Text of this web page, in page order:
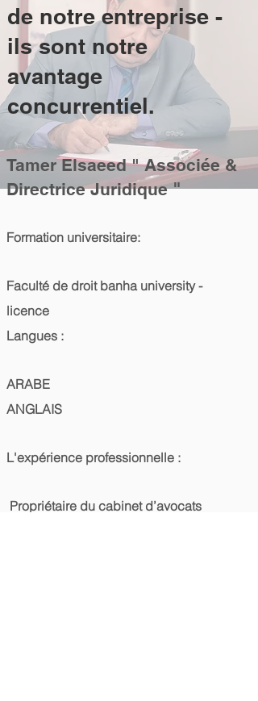
de notre entreprise -
ils sont notre
avantage
concurrentiel.
Tamer Elsaeed " Associée &
Directrice Juridique"
Formation universitaire:
Faculté de droit banha university -
licence
Langues :
ARABE
ANGLAIS
L'expérience professionnelle :
Propriétaire du cabinet d’avocats